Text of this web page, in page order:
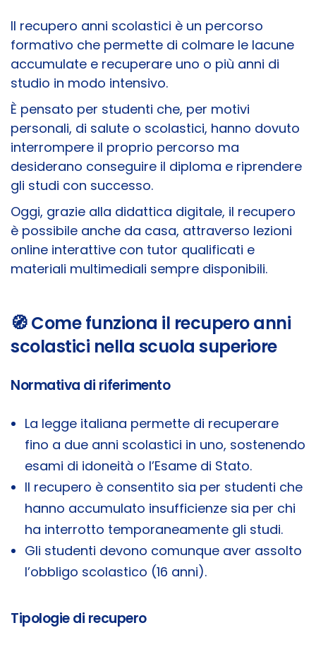
Il recupero anni scolastici è un percorso
formativo che permette di colmare le lacune
accumulate e recuperare uno o più anni di
studio in modo intensivo.
È pensato per studenti che, per motivi
personali, di salute o scolastici, hanno dovuto
interrompere il proprio percorso ma
desiderano conseguire il diploma e riprendere
gli studi con successo.
Oggi, grazie alla didattica digitale, il recupero
è possibile anche da casa, attraverso lezioni
online interattive con tutor qualificati e
materiali multimediali sempre disponibili.
🧭 Come funziona il recupero anni
scolastici nella scuola superiore
Normativa di riferimento
La legge italiana permette di recuperare
fino a due anni scolastici in uno, sostenendo
esami di idoneità o l’Esame di Stato.
Il recupero è consentito sia per studenti che
hanno accumulato insufficienze sia per chi
ha interrotto temporaneamente gli studi.
Gli studenti devono comunque aver assolto
l’obbligo scolastico (16 anni).
Tipologie di recupero